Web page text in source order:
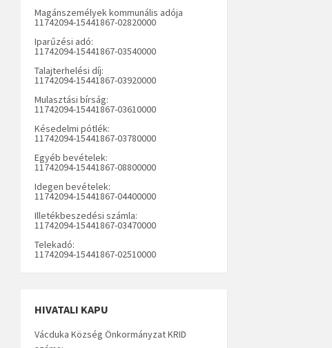
Magánszemélyek kommunális adója
11742094-15441867-02820000
Iparűzési adó:
11742094-15441867-03540000
Talajterhelési díj:
11742094-15441867-03920000
Mulasztási bírság:
11742094-15441867-03610000
Késedelmi pótlék:
11742094-15441867-03780000
Egyéb bevételek:
11742094-15441867-08800000
Idegen bevételek:
11742094-15441867-04400000
Illetékbeszedési számla:
11742094-15441867-03470000
Telekadó:
11742094-15441867-02510000
HIVATALI KAPU
Vácduka Község Önkormányzat KRID